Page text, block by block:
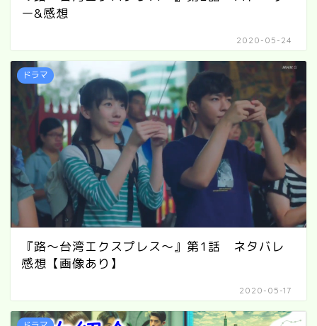
ー&感想
2020-05-24
ドラマ
『路～台湾エクスプレス～』第1話 ネタバレ
感想【画像あり】
2020-05-17